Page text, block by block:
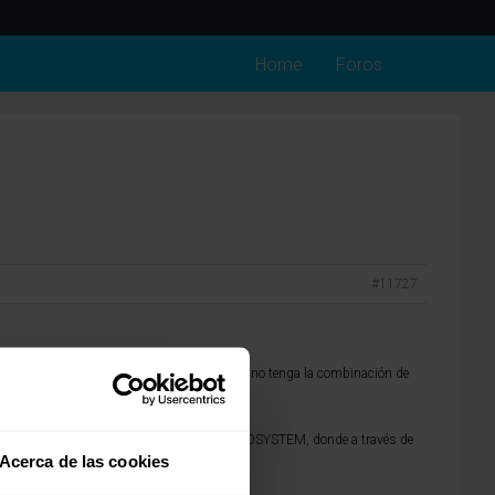
Acerca de las cookies
Home Foros
#11727
el colchon. Quizás tu colchon actual no tenga la combinación de
así LOMONACO lanzó el colchón DUOSYSTEM, donde a través de
pareja, por ejemplo